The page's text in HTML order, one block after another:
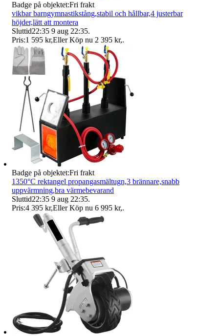
Badge på objektet:Fri frakt
vikbar barngymnastikstång,stabil och hållbar,4 justerbar
höjder,lätt att montera
Sluttid22:35 9 aug 22:35.
Pris:1 595 kr,Eller Köp nu 2 395 kr,.
Badge på objektet:Fri frakt
1350°C rektangel propangasmältugn,3 brännare,snabb
uppvärmning,bra värmebevarand
Sluttid22:35 9 aug 22:35.
Pris:4 395 kr,Eller Köp nu 6 995 kr,.